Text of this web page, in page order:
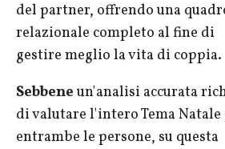
del partner, offrendo una
relazionale completo al fine di
gestire meglio la vita di coppia.
Sebbeneun'analisi accurata
di valutare l'intero Tema Natale
entrambe le persone, su questa